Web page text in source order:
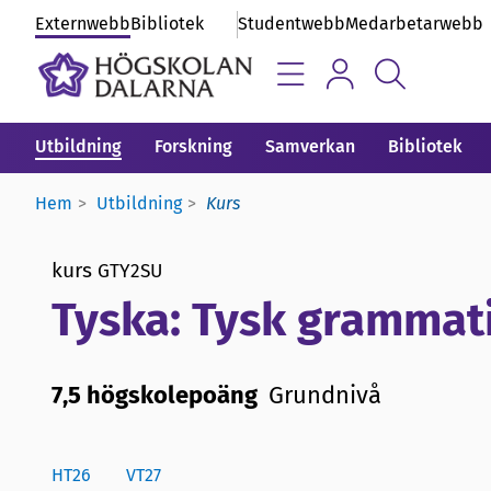
ExternwebbBibliotek StudentwebbMedarbetarwebb
Utbildning Forskning Samverkan Bibliotek
Hem Utbildning Kurs
kurs GTY2SU
Tyska: Tysk
7,5 högskolepoäng Grundnivå
HT26 VT27